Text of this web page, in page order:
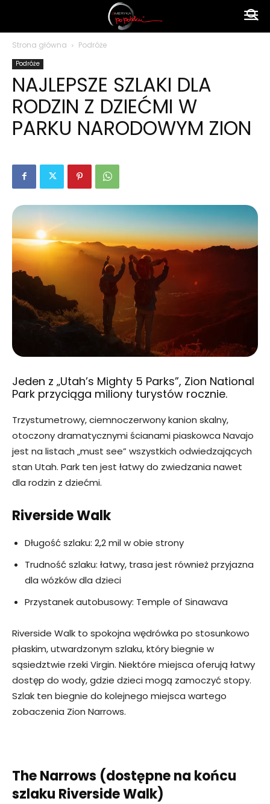
polsku
Strona główna Podróże
Podróże
NAJLEPSZE SZLAKI DLA
RODZIN Z DZIEĆMI W
PARKU NARODOWYM ZION
Jeden z „Utah’s Mighty 5 Parks”, Zion National
Park przyciąga miliony turystów rocznie.
Trzystumetrowy, ciemnoczerwony kanion skalny,
otoczony dramatycznymi ścianami piaskowca Navajo
jest na listach „must see” wszystkich odwiedzających
stan Utah. Park ten jest łatwy do zwiedzania nawet
dla rodzin z dziećmi.
Riverside Walk
Długość szlaku: 2,2 mil w obie strony
Trudność szlaku: łatwy, trasa jest również przyjazna
dla wózków dla dzieci
Przystanek autobusowy: Temple of Sinawava
Riverside Walk to spokojna wędrówka po stosunkowo
płaskim, utwardzonym szlaku, który biegnie w
sąsiedztwie rzeki Virgin. Niektóre miejsca oferują łatwy
dostęp do wody, gdzie dzieci mogą zamoczyć stopy.
Szlak ten biegnie do kolejnego miejsca wartego
zobaczenia Zion Narrows.
The Narrows (dostępne na końcu
szlaku Riverside Walk)